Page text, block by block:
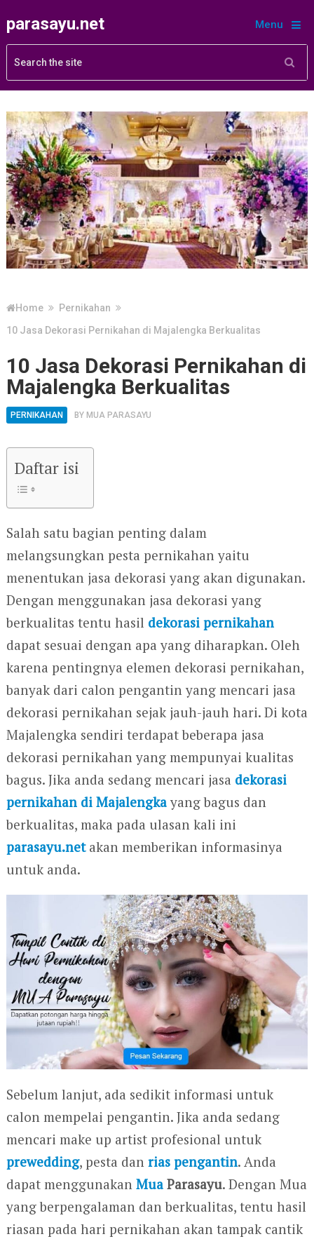
parasayu.net Menu
Home
Pernikahan
10 Jasa Dekorasi Pernikahan di Majalengka Berkualitas
10 Jasa Dekorasi Pernikahan di
Majalengka Berkualitas
PERNIKAHAN BY MUA PARASAYU
Daftar isi
Salah satu bagian penting dalam
melangsungkan pesta pernikahan yaitu
menentukan jasa dekorasi yang akan digunakan.
Dengan menggunakan jasa dekorasi yang
berkualitas tentu hasil dekorasi pernikahan
dapat sesuai dengan apa yang diharapkan. Oleh
karena pentingnya elemen dekorasi pernikahan,
banyak dari calon pengantin yang mencari jasa
dekorasi pernikahan sejak jauh-jauh hari. Di kota
Majalengka sendiri terdapat beberapa jasa
dekorasi pernikahan yang mempunyai kualitas
bagus. Jika anda sedang mencari jasa dekorasi
pernikahan di Majalengkayang bagus dan
berkualitas, maka pada ulasan kali ini
parasayu.netakan memberikan informasinya
untuk anda.
Sebelum lanjut, ada sedikit informasi untuk
calon mempelai pengantin. Jika anda sedang
mencari make up artist profesional untuk
prewedding, pesta dan rias pengantin. Anda
dapat menggunakan MuaParasayu. Dengan Mua
yang berpengalaman dan berkualitas, tentu hasil
riasan pada hari pernikahan akan tampak cantik